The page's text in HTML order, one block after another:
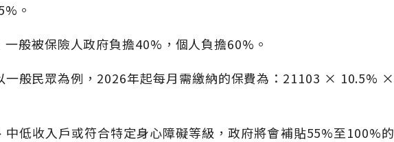
。
一般被保險人政府負擔40%，個人負擔60%。
一般民眾為例，2026年起每月需繳納的保費為：21103 × 10.5% ×
中低收入戶或符合特定身心障礙等級，政府將會補貼55%至100%的